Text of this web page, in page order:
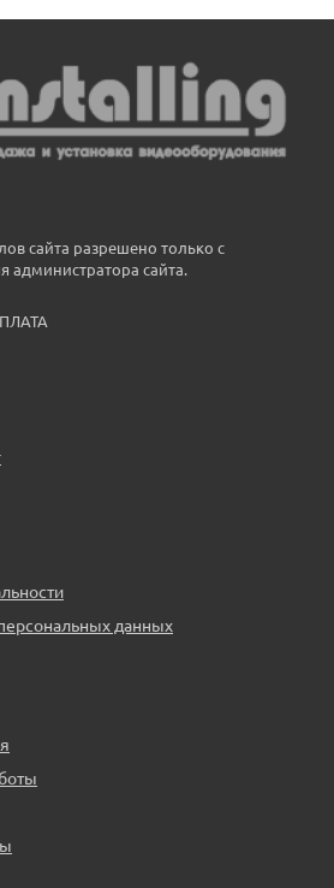
сайта разрешено только с
администратора сайта.
данных